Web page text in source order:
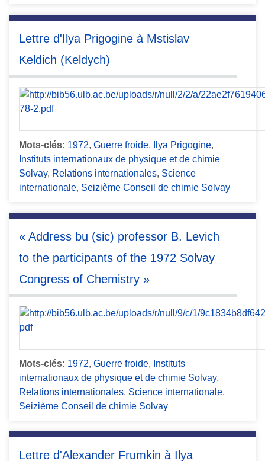
Lettre d'Ilya Prigogine à Mstislav
Keldich (Keldych)
Mots-clés: 1972, Guerre froide, Ilya Prigogine,
Instituts internationaux de physique et de chimie
Solvay, Relations internationales, Science
internationale, Seizième Conseil de chimie Solvay
« Address bu (sic) professor B. Levich
to the participants of the 1972 Solvay
Congress of Chemistry »
Mots-clés: 1972, Guerre froide, Instituts
internationaux de physique et de chimie Solvay,
Relations internationales, Science internationale,
Seizième Conseil de chimie Solvay
Lettre d'Alexander Frumkin à Ilya